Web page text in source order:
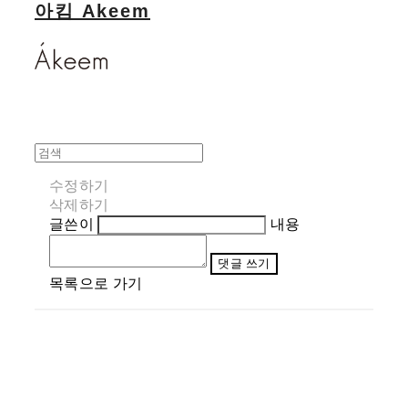
아킴 Akeem
수정하기
삭제하기
글쓴이
내용
댓글 쓰기
목록으로 가기